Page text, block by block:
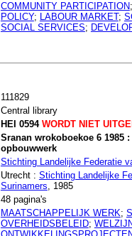
COMMUNITY PARTICIPATION
POLICY; LABOUR MARKET;
SOCIAL SERVICES;
111829
Central library
HEI 0594WORDT NIET
Sranan wrokoboekoe 6 1985
opbouwwerk
Stichting Landelijke Federatie
Utrecht : Stichting Landelijke
Surinamers, 1985
48 pagina's
MAATSCHAPPELIJK WERK;
OVERHEIDSBELEID;